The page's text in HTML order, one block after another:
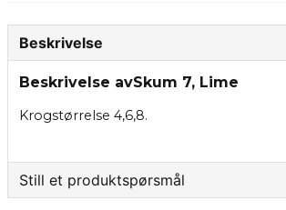
Beskrivelse
Beskrivelse avSkum 7, Lime
Krogstørrelse 4,6,8.
Still et produktspørsmål